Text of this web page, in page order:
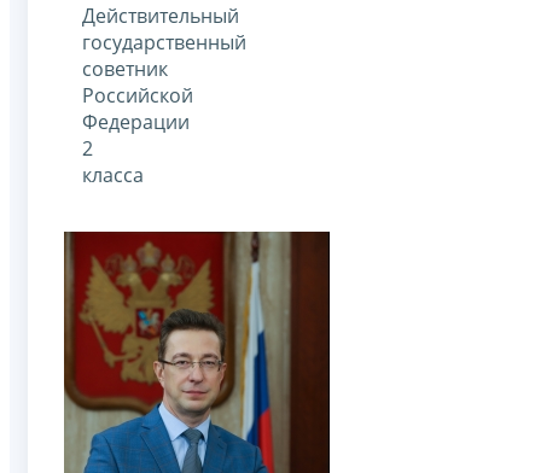
Действительный
государственный
советник
Российской
Федерации
2
класса